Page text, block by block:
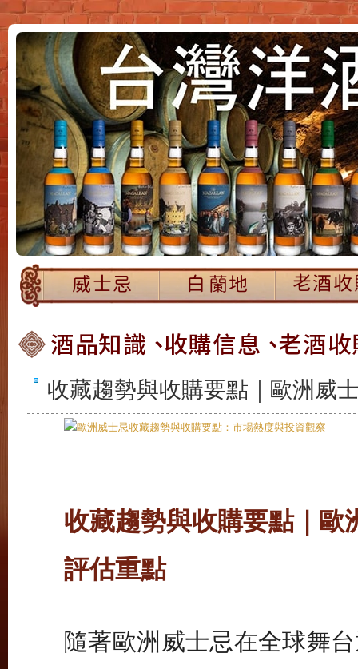
收藏趨勢與收購要點｜歐洲威
收藏趨勢與收購要點｜
評估重點
隨著歐洲威士忌在全球舞